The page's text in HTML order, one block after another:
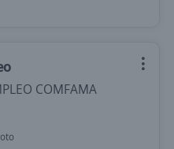
COMFAMA